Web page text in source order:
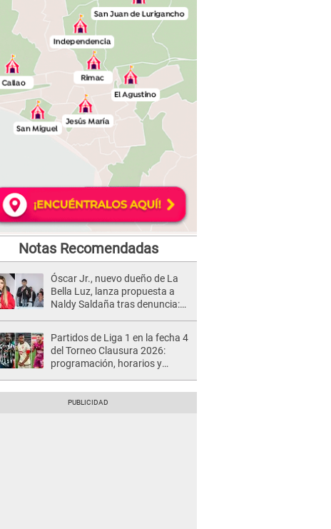
Notas Recomendadas
Óscar Jr., nuevo dueño de La
Bella Luz, lanza propuesta a
Naldy Saldaña tras denuncia:
Partidos de Liga 1 en la fecha 4
del Torneo Clausura 2026:
programación, horarios y